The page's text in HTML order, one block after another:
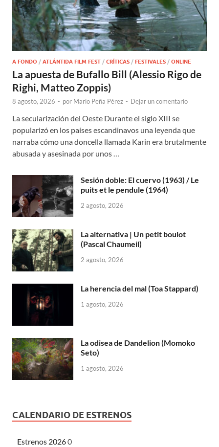
A FONDO / ATLÁNTIDA FILM FEST / CRÍTICAS / FESTIVALES / ONLINE
La apuesta de Bufallo Bill (Alessio Rigo de
Righi, Matteo Zoppis)
8 agosto, 2026 - por Mario Peña Pérez - Dejar un comentario
La secularización del Oeste Durante el siglo XIII se
popularizó en los países escandinavos una leyenda que
narraba cómo una doncella llamada Karin era brutalmente
abusada y asesinada por unos …
Sesión doble: El cuervo (1963) / Le
puits et le pendule (1964)
2 agosto, 2026
La alternativa | Un petit boulot
(Pascal Chaumeil)
2 agosto, 2026
La herencia del mal (Toa Stappard)
1 agosto, 2026
La odisea de Dandelion (Momoko
Seto)
1 agosto, 2026
CALENDARIO DE ESTRENOS
Estrenos 20260